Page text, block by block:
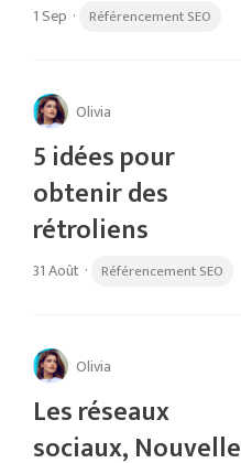
1 Sep · Référencement SEO
Olivia
5 idées pour
obtenir des
rétroliens
31 Août · Référencement SEO
Olivia
Les réseaux
sociaux, Nouvelle